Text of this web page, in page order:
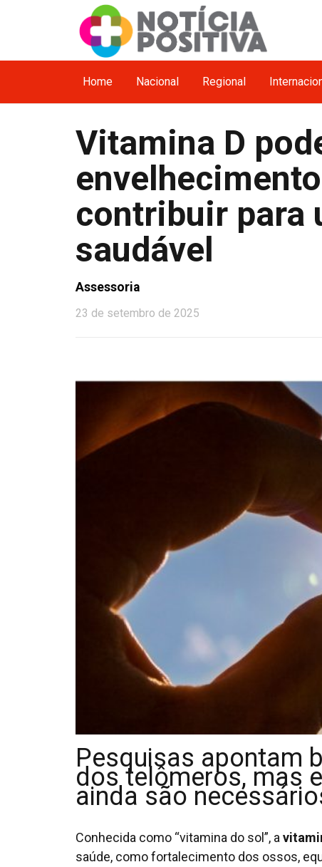
Home Nacional Regional
Vitamina D
contribuir para
saudável
Assessoria
23 de setembro de 2025
Pesquisas apontam
dos telômeros, mas
ainda são
Conhecida como “vitamina do sol”, a
saúde, como fortalecimento dos ossos,